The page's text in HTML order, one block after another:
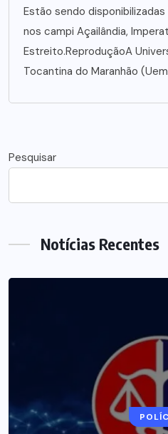
Estão sendo
nos campi Açailândia,
Estreito.ReproduçãoA
Tocantina do Maranhão
Pesquisar
Notícias Recentes